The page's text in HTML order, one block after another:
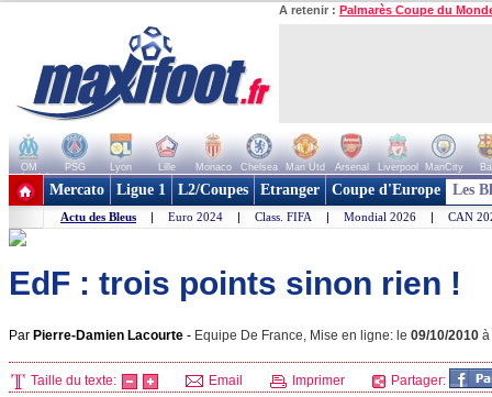
A retenir : Palmarès Coupe du
OM PSG Lyon Lille Monaco Chelsea Man Utd Arsenal Liverpool ManCity
+ de clubs
Mercato Ligue 1 L2/Coupes Etranger Coupe d'Europe Les
Actu des Bleus | Euro 2024 | Class. FIFA | Mondial 2026 | CAN
EdF : trois points sinon rien !
Par Pierre-Damien Lacourte - Equipe De France, Mise en ligne: le 09/10/2010 à
Taille du texte: Email Imprimer Partager: